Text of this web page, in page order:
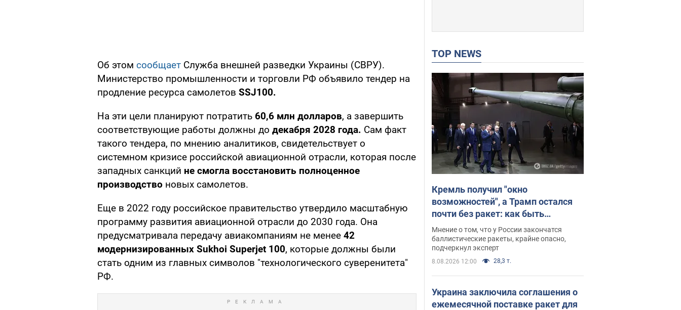
Об этом сообщает Служба внешней разведки Украины (СВРУ).
Министерство промышленности и торговли РФ объявило тендер на
продление ресурса самолетов SSJ100.
На эти цели планируют потратить 60,6 млн долларов, а завершить
соответствующие работы должны до декабря 2028 года. Сам факт
такого тендера, по мнению аналитиков, свидетельствует о
системном кризисе российской авиационной отрасли, которая после
западных санкций не смогла восстановить полноценное
производство новых самолетов.
Еще в 2022 году российское правительство утвердило масштабную
программу развития авиационной отрасли до 2030 года. Она
предусматривала передачу авиакомпаниям не менее 42
модернизированных Sukhoi Superjet 100, которые должны были
стать одним из главных символов "технологического суверенитета"
РФ.
TOP NEWS
Кремль получил "окно
возможностей", а Трамп остался
почти без ракет: как быть
Украине? Интервью с Мельником
Мнение о том, что у России закончатся
баллистические ракеты, крайне опасно,
подчеркнул эксперт
8.08.2026 12:00 28,3 т.
Украина заключила соглашения о
ежемесячной поставке ракет для